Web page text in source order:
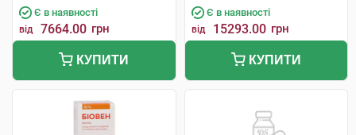
Є в наявності
від 7664.00 грн
КУПИТИ
Є в наявності
від 15293.00 грн
КУПИТИ